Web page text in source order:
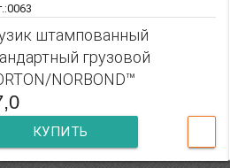
штампованный
грузовой
NORBOND™
КУПИТЬ